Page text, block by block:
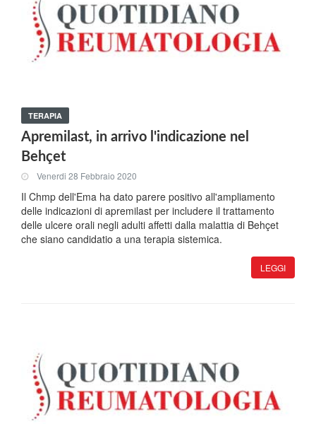
TERAPIA
Apremilast, in arrivo l'indicazione nel
Behçet
Venerdi 28 Febbraio 2020
Il Chmp dell'Ema ha dato parere positivo all'ampliamento
delle indicazioni di apremilast per includere il trattamento
delle ulcere orali negli adulti affetti dalla malattia di Behçet
che siano candidatio a una terapia sistemica.
LEGGI